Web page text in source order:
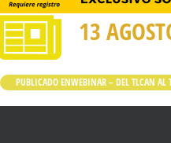
13
PUBLICADO ENWEBINAR – DEL TLCAN AL